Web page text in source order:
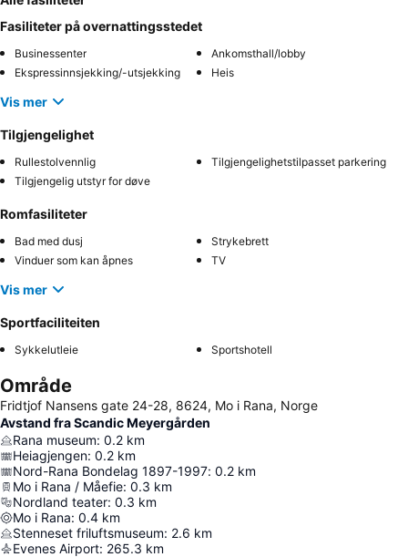
Fasiliteter på overnattingsstedet
Businessenter
Ankomsthall/lobby
Ekspressinnsjekking/-utsjekking
Heis
Vis mer
Tilgjengelighet
Rullestolvennlig
Tilgjengelighetstilpasset parkering
Tilgjengelig utstyr for døve
Romfasiliteter
Bad med dusj
Strykebrett
Vinduer som kan åpnes
TV
Vis mer
Sportfaciliteiten
Sykkelutleie Sportshotell
Område
Fridtjof Nansens gate 24-28, 8624, Mo i Rana, Norge
Avstand fra Scandic Meyergården
Rana museum: 0.2 km
Heiagjengen: 0.2 km
Nord-Rana Bondelag 1897-1997: 0.2 km
Mo i Rana / Måefie: 0.3 km
Nordland teater: 0.3 km
Mo i Rana: 0.4 km
Stenneset friluftsmuseum: 2.6 km
Evenes Airport: 265.3 km